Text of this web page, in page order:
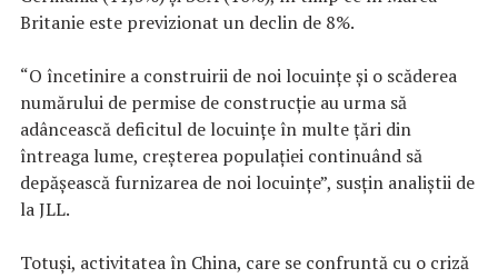
Britanie este previzionat un declin de 8%.
“O încetinire a construirii de noi locuinţe şi o scăderea
numărului de permise de construcţie au urma să
adâncească deficitul de locuinţe în multe ţări din
întreaga lume, creşterea populaţiei continuând să
depăşească furnizarea de noi locuinţe”, susţin analiştii de
la JLL.
Totuşi, activitatea în China, care se confruntă cu o criză